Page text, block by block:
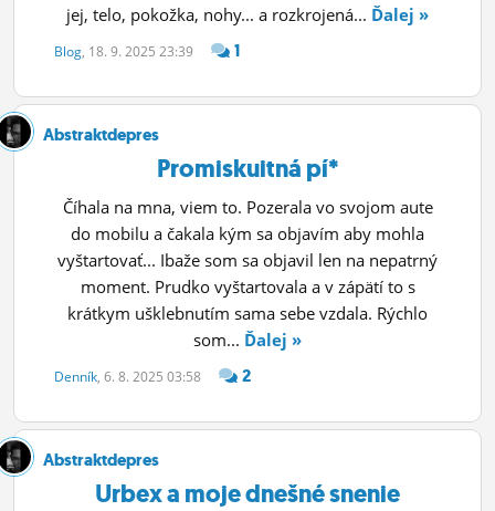
jej, telo, pokožka, nohy... a rozkrojená... Ďalej »
Blog, 18. 9. 2025 23:39 1
Abstraktdepres
Promiskuitná pí*
Číhala na mna, viem to. Pozerala vo svojom aute
do mobilu a čakala kým sa objavím aby mohla
vyštartovať... Ibaže som sa objavil len na nepatrný
moment. Prudko vyštartovala a v zápätí to s
krátkym ušklebnutím sama sebe vzdala. Rýchlo
som... Ďalej »
Denník, 6. 8. 2025 03:58 2
Abstraktdepres
Urbex a moje dnešné snenie